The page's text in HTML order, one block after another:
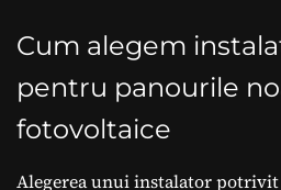
Cum alegem
pentru panourile
fotovoltaice
Alegerea unui instalator